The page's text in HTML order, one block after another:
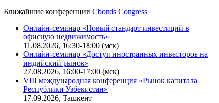
Ближайшие конференции Cbonds Congress
Онлайн-семинар «Новый стандарт инвестиций в
офисную недвижимость»
11.08.2026, 16:30-18:00 (мск)
Онлайн-семинар «Доступ иностранных инвесторов на
индийский рынок»
27.08.2026, 16:00-17:00 (мск)
VIII международная конференция «Рынок капитала
Республики Узбекистан»
17.09.2026, Ташкент